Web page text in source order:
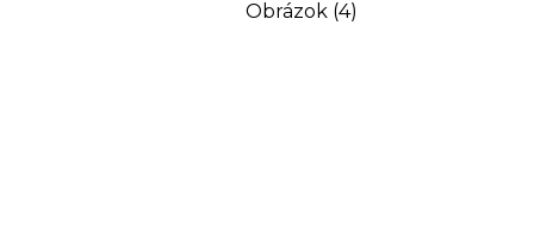
Obrázok (4)